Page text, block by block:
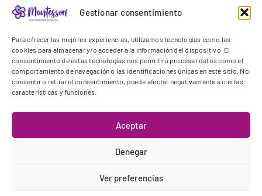
Gestionar consentimiento
Para ofrecer las mejores experiencias, utilizamos tecnologías como las
cookies para almacenar y/o acceder a la información del dispositivo. El
consentimiento de estas tecnologías nos permitirá procesar datos como el
comportamiento de navegación o las identificaciones únicas en este sitio. No
consentir o retirar el consentimiento, puede afectar negativamente a ciertas
características y funciones.
Aceptar
Denegar
Ver preferencias
Montessori International School Conde de Orgaz(6 a 18
años)
Gregorio Benítez, 23-25
28043 Madrid
+34 91 300 13 44
info@montessori.es